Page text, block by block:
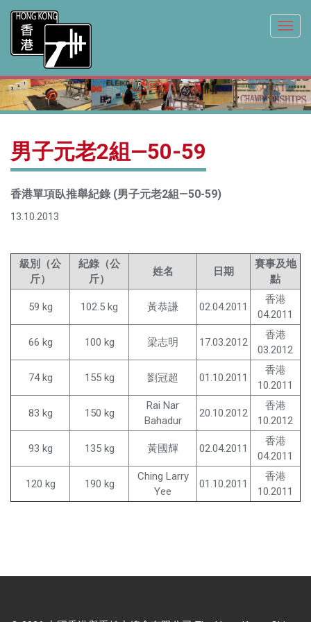
男子元老2組—50-59
香港單項臥推舉紀錄 (男子元老2組—50-59)
13.10.2013
級別（公
斤）
紀錄（公
斤）
姓名 日期
賽事及地
點
59 kg 102.5 kg 黃恭謙 02.04.2011
香港
04.2011
66 kg 100 kg 梁志明 17.03.2012
香港
03.2012
74 kg 155 kg 劉冠超 01.10.2011
香港
10.2011
83 kg 150 kg
Rai Nar
Bahadur
20.10.2012
香港
10.2012
93 kg 135 kg 黃國輝 02.04.2011
香港
04.2011
120 kg 190 kg
Ching Larry
Yee
01.10.2011
香港
10.2011